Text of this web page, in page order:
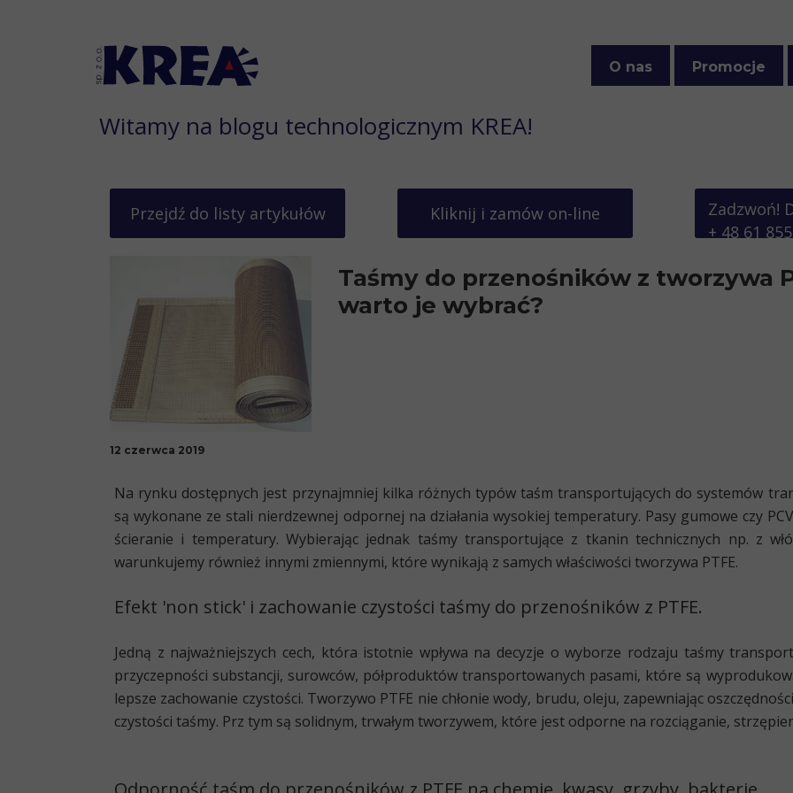
Zadzwoń!
+ 48 61
Kliknij i zamów on-line
Przejdź do listy artykułów
Witamy na blogu technologicznym KREA!
12 czerwca 2019
Na rynku dostępnych jest przynajmniej kilka różnych typów taśm transportujących do systemów
są wykonane ze stali nierdzewnej odpornej na działania wysokiej temperatury. Pasy gumowe czy
ścieranie i temperatury. Wybierając jednak taśmy transportujące z tkanin technicznych np. z
warunkujemy również innymi zmiennymi, które wynikają z samych właściwości tworzywa PTFE.
Efekt 'non stick' i zachowanie czystości taśmy do przenośników z PTFE.
Jedną z najważniejszych cech, która istotnie wpływa na decyzje o wyborze rodzaju taśmy
przyczepności substancji, surowców, półproduktów transportowanych pasami, które są
lepsze zachowanie czystości. Tworzywo PTFE nie chłonie wody, brudu, oleju, zapewniając
czystości taśmy. Prz tym są solidnym, trwałym tworzywem, które jest odporne na rozciąganie,
Taśmy do przenośników z tworzywa
warto je wybrać?
O nas Promocje